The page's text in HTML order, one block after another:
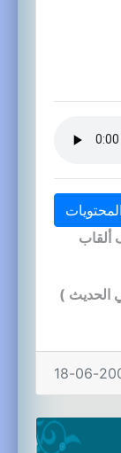
ألقاب
الحديث )